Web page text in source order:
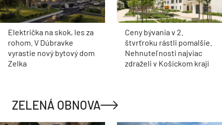
Električka na skok, les za
rohom. V Dúbravke
vyrastie nový bytový dom
Zelka
Ceny bývania v 2.
štvrťroku rástli pomalšie.
Nehnuteľnosti najviac
zdraželi v Košickom kraji
ZELENÁ OBNOVA